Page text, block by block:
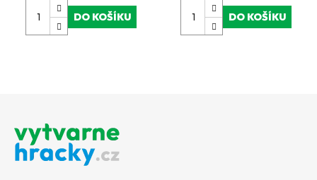
DO KOŠÍKU DO KOŠÍKU